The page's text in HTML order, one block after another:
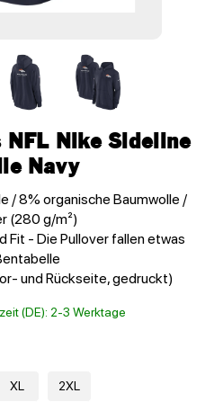
NFL Nike Sideline
Navy
/ 8% organische Baumwolle /
(280 g/m²)
Fit - Die Pullover fallen etwas
und Rückseite, gedruckt)
(DE): 2-3 Werktage
XL 2XL